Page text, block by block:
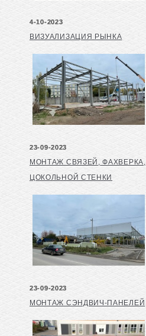
4-10-2023
ВИЗУАЛИЗАЦИЯ РЫНКА
23-09-2023
МОНТАЖ СВЯЗЕЙ, ФАХВЕРКА,
ЦОКОЛЬНОЙ СТЕНКИ
23-09-2023
МОНТАЖ СЭНДВИЧ-ПАНЕЛЕЙ